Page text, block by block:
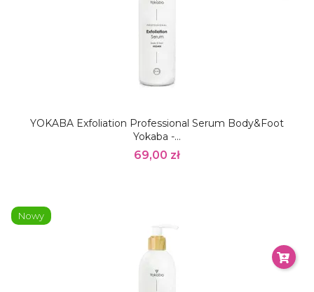
YOKABA Exfoliation Professional Serum Body&Foot
Yokaba -...
69,00 zł
Nowy